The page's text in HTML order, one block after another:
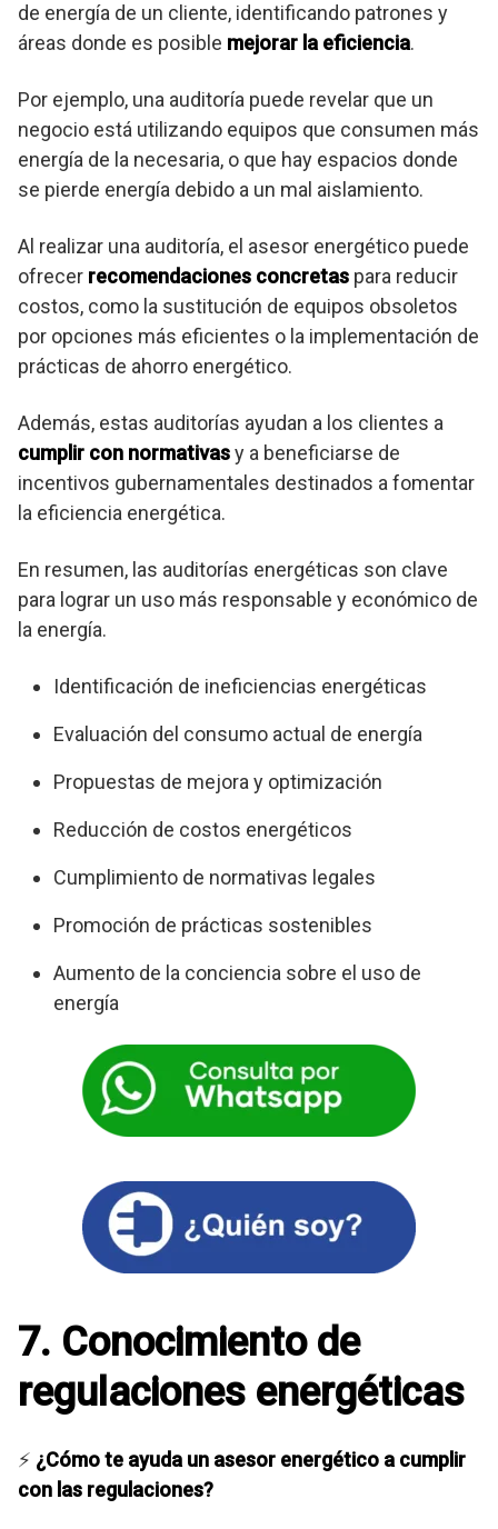
de energía de un cliente, identificando patrones y
áreas donde es posible mejorar la eficiencia.
Por ejemplo, una auditoría puede revelar que un
negocio está utilizando equipos que consumen más
energía de la necesaria, o que hay espacios donde
se pierde energía debido a un mal aislamiento.
Al realizar una auditoría, el asesor energético puede
ofrecer recomendaciones concretas para reducir
costos, como la sustitución de equipos obsoletos
por opciones más eficientes o la implementación de
prácticas de ahorro energético.
Además, estas auditorías ayudan a los clientes a
cumplir con normativasy a beneficiarse de
incentivos gubernamentales destinados a fomentar
la eficiencia energética.
En resumen, las auditorías energéticas son clave
para lograr un uso más responsable y económico de
la energía.
Identificación de ineficiencias energéticas
Evaluación del consumo actual de energía
Propuestas de mejora y optimización
Reducción de costos energéticos
Cumplimiento de normativas legales
Promoción de prácticas sostenibles
Aumento de la conciencia sobre el uso de
energía
7. Conocimiento de
regulaciones energéticas
⚡ ¿Cómo te ayuda un asesor energético a cumplir
con las regulaciones?